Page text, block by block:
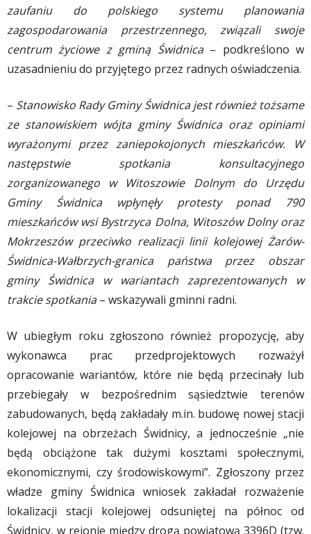
zaufaniu do polskiego systemu planowania
zagospodarowania przestrzennego, związali swoje
centrum życiowe z gminą Świdnica– podkreślono w
uzasadnieniu do przyjętego przez radnych oświadczenia.
– Stanowisko Rady Gminy Świdnica jest również tożsame
ze stanowiskiem wójta gminy Świdnica oraz opiniami
wyrażonymi przez zaniepokojonych mieszkańców. W
następstwie spotkania konsultacyjnego
zorganizowanego w Witoszowie Dolnym do Urzędu
Gminy Świdnica wpłynęły protesty ponad 790
mieszkańców wsi Bystrzyca Dolna, Witoszów Dolny oraz
Mokrzeszów przeciwko realizacji linii kolejowej Żarów-
Świdnica-Wałbrzych-granica państwa przez obszar
gminy Świdnica w wariantach zaprezentowanych w
trakcie spotkania– wskazywali gminni radni.
W ubiegłym roku zgłoszono również propozycję, aby
wykonawca prac przedprojektowych rozważył
opracowanie wariantów, które nie będą przecinały lub
przebiegały w bezpośrednim sąsiedztwie terenów
zabudowanych, będą zakładały m.in. budowę nowej stacji
kolejowej na obrzeżach Świdnicy, a jednocześnie „nie
będą obciążone tak dużymi kosztami społecznymi,
ekonomicznymi, czy środowiskowymi”. Zgłoszony przez
władze gminy Świdnica wniosek zakładał rozważenie
lokalizacji stacji kolejowej odsuniętej na północ od
Świdnicy, w rejonie między drogą powiatową 3396D (tzw.